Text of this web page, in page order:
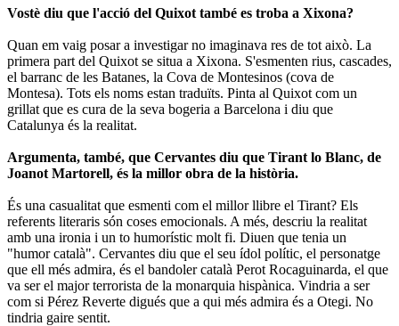
Vostè diu que l'acció del Quixot també es troba a Xixona?
Quan em vaig posar a investigar no imaginava res de tot això. La
primera part del Quixot se situa a Xixona. S'esmenten rius, cascades,
el barranc de les Batanes, la Cova de Montesinos (cova de
Montesa). Tots els noms estan traduïts. Pinta al Quixot com un
grillat que es cura de la seva bogeria a Barcelona i diu que
Catalunya és la realitat.
Argumenta, també, que Cervantes diu que Tirant lo Blanc, de
Joanot Martorell, és la millor obra de la història.
És una casualitat que esmenti com el millor llibre el Tirant? Els
referents literaris són coses emocionals. A més, descriu la realitat
amb una ironia i un to humorístic molt fi. Diuen que tenia un
"humor català". Cervantes diu que el seu ídol polític, el personatge
que ell més admira, és el bandoler català Perot Rocaguinarda, el que
va ser el major terrorista de la monarquia hispànica. Vindria a ser
com si Pérez Reverte digués que a qui més admira és a Otegi. No
tindria gaire sentit.